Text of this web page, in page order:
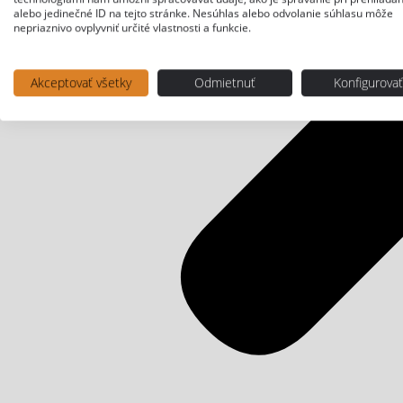
alebo jedinečné ID na tejto stránke. Nesúhlas alebo odvolanie súhlasu môže
nepriaznivo ovplyvniť určité vlastnosti a funkcie.
Akceptovať všetky Odmietnuť Konfigurovať